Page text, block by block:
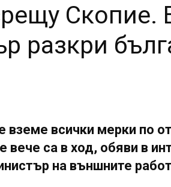
Скопие.
разкри
вземе всички мерки по
вече са в ход, обяви в
на външните